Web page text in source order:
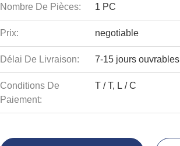
Nombre De Pièces: 1 PC
Prix: negotiable
Délai De Livraison: 7-15 jours ouvrables
Conditions De
Paiement:
T / T, L / C